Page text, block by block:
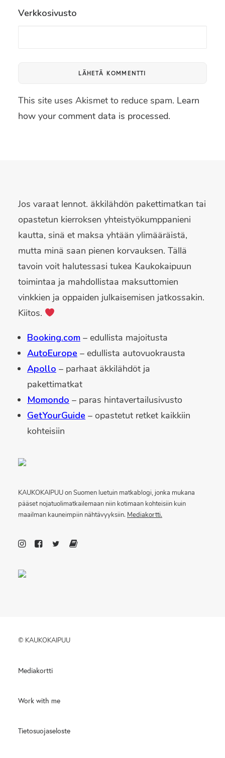
Verkkosivusto
This site uses Akismet to reduce spam. Learn
how your comment data is processed.
KAUKOKAIPUU on Suomen luetuin matkablogi, jonka mukana
pääset nojatuolimatkailemaan niin kotimaan kohteisiin kuin
maailman kauneimpiin nähtävyyksiin. Mediakortti.
Jos varaat lennot. äkkilähdön pakettimatkan tai
opastetun kierroksen yhteistyökumppanieni
kautta, sinä et maksa yhtään ylimääräistä,
mutta minä saan pienen korvauksen. Tällä
tavoin voit halutessasi tukea Kaukokaipuun
toimintaa ja mahdollistaa maksuttomien
vinkkien ja oppaiden julkaisemisen jatkossakin.
Kiitos.
Booking.com – edullista majoitusta
AutoEurope – edullista autovuokrausta
Apollo – parhaat äkkilähdöt ja
pakettimatkat
Momondo – paras hintavertailusivusto
GetYourGuide – opastetut retket kaikkiin
kohteisiin
© KAUKOKAIPUU
Mediakortti
Work with me
Tietosuojaseloste